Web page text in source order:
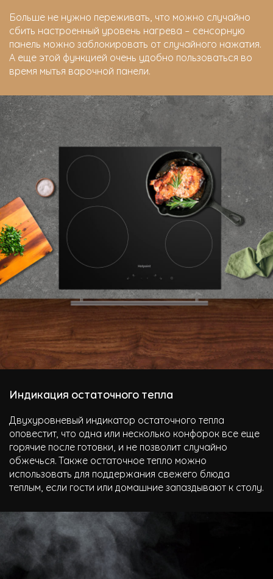
Больше не нужно переживать, что можно случайно
сбить настроенный уровень нагрева – сенсорную
панель можно заблокировать от случайного нажатия.
А еще этой функцией очень удобно пользоваться во
время мытья варочной панели.
Индикация остаточного тепла
Двухуровневый индикатор остаточного тепла
оповестит, что одна или несколько конфорок все еще
горячие после готовки, и не позволит случайно
обжечься. Также остаточное тепло можно
использовать для поддержания свежего блюда
теплым, если гости или домашние запаздывают к столу.